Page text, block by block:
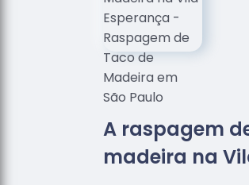
A raspagem
madeira na